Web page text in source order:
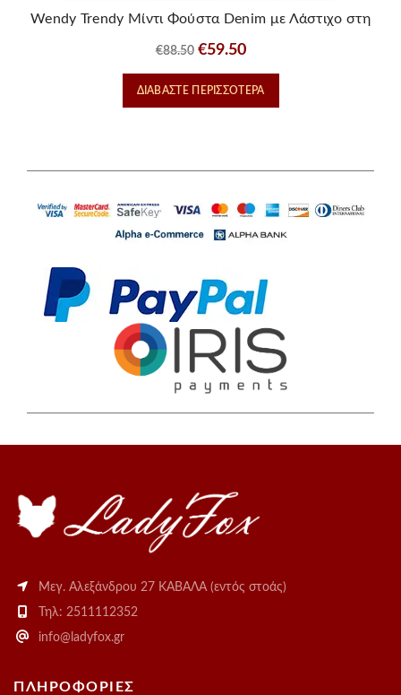
Wendy Trendy Μίντι Φούστα Denim με Λάστιχο στη
€88.50 Original
price
was:
€59.50Η
τρέχουσα
τιμή
ΔΙΑΒΆΣΤΕ ΠΕΡΙΣΣΌΤΕΡΑ
Μεγ. Αλεξάνδρου 27 ΚΑΒΑΛΑ (εντός στοάς)
Τηλ: 2511112352
info@ladyfox.gr
ΠΛΗΡΟΦΟΡΙΕΣ